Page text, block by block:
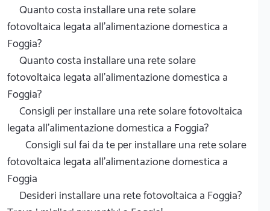
Quanto costa installare una rete solare
fotovoltaica legata all'alimentazione domestica a
Foggia?
Quanto costa installare una rete solare
fotovoltaica legata all'alimentazione domestica a
Foggia?
Consigli per installare una rete solare fotovoltaica
legata all'alimentazione domestica a Foggia?
Consigli sul fai da te per installare una rete solare
fotovoltaica legata all'alimentazione domestica a
Foggia
Desideri installare una rete fotovoltaica a Foggia?